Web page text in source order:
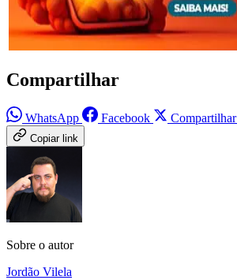
Compartilhar
WhatsApp Facebook Compartilhar
Copiar link
Sobre o autor
Jordão Vilela